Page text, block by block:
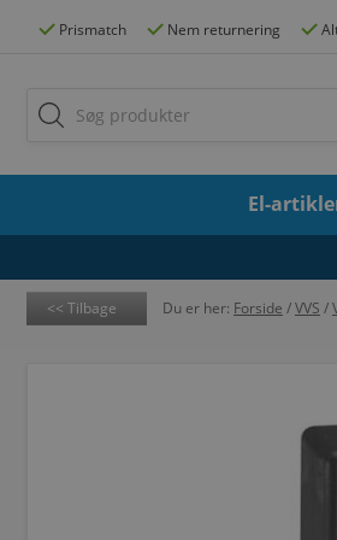
Prismatch Nem returnering
El-
Tilbage Du er her: Forside /VVS /